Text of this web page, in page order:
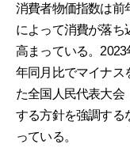
消費者物価指数は前
によって消費が落ち
高まっている。
年同月比でマイナス
た全国人民代表大会
する方針を強調する
っている。